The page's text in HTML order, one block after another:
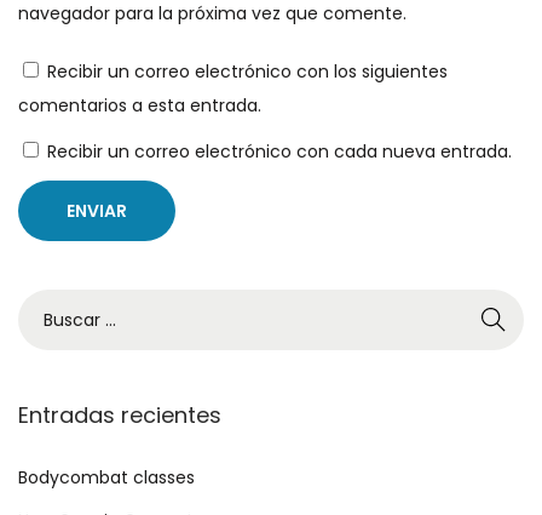
navegador para la próxima vez que comente.
Recibir un correo electrónico con los siguientes
comentarios a esta entrada.
Recibir un correo electrónico con cada nueva entrada.
q
e
d
Entradas recientes
Bodycombat classes